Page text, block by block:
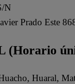
N
Prado Este
Huaral,